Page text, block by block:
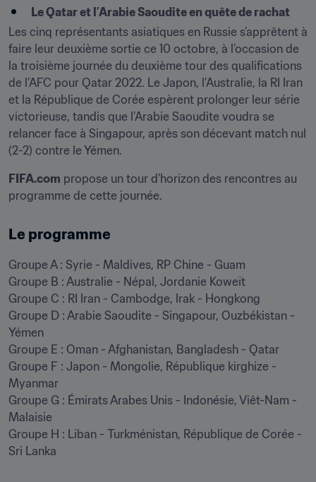
Le Qatar et l’Arabie Saoudite en quête de rachat
Les cinq représentants asiatiques en Russie s’apprêtent à
faire leur deuxième sortie ce 10 octobre, à l’occasion de
la troisième journée du deuxième tour des qualifications
de l’AFC pour Qatar 2022. Le Japon, l’Australie, la RI Iran
et la République de Corée espèrent prolonger leur série
victorieuse, tandis que l’Arabie Saoudite voudra se
relancer face à Singapour, après son décevant match nul
(2-2) contre le Yémen.
FIFA.com propose un tour d'horizon des rencontres au
programme de cette journée.
Le programme
Groupe A : Syrie - Maldives, RP Chine - Guam
Groupe B : Australie - Népal, Jordanie Koweït
Groupe C : RI Iran - Cambodge, Irak - Hongkong
Groupe D : Arabie Saoudite - Singapour, Ouzbékistan -
Yémen
Groupe E : Oman - Afghanistan, Bangladesh - Qatar
Groupe F : Japon - Mongolie, République kirghize -
Myanmar
Groupe G : Émirats Arabes Unis - Indonésie, Viêt-Nam -
Malaisie
Groupe H : Liban - Turkménistan, République de Corée -
Sri Lanka